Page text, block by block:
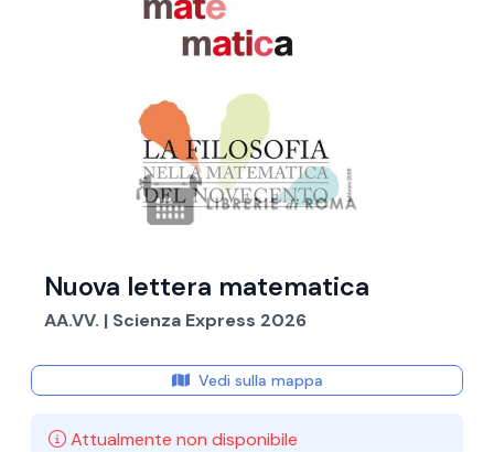
Nuova lettera matematica
AA.VV. | Scienza Express 2026
Vedi sulla mappa
Attualmente non disponibile